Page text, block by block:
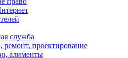
служба
ремонт, проектирование
алименты